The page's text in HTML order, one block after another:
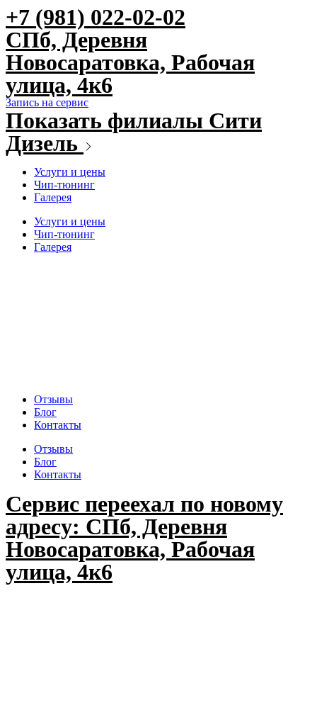
Перейти
к
содержимому
+7 (981) 022-02-02
СПб, Деревня
Новосаратовка, Рабочая
улица, 4к6
Запись на сервис
Показать филиалы Сити
Дизель
Услуги и цены
Чип-тюнинг
Галерея
Услуги и цены
Чип-тюнинг
Галерея
Отзывы
Блог
Контакты
Отзывы
Блог
Контакты
Сервис переехал по новому
адресу: СПб, Деревня
Новосаратовка, Рабочая
улица, 4к6